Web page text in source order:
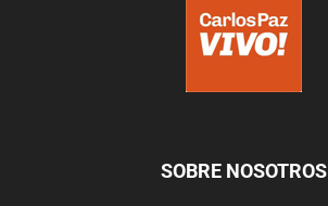
SOBRE NOSOTROS